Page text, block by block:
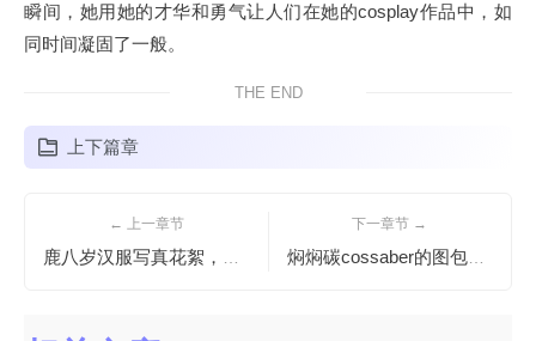
瞬间，她用她的才华和勇气让人们在她的cosplay作品中，如
同时间凝固了一般。
THE END
上下篇章
← 上一章节 下一章节 →
焖焖碳cossaber的图包是你收藏中不可缺少的一部分。